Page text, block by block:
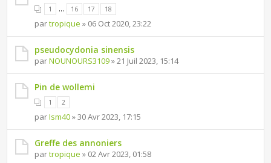
1 ... 16 17 18
partropique » 06 Oct 2020, 23:22
pseudocydonia sinensis
parNOUNOURS3109» 21 Juil 2023, 15:14
Pin de wollemi
1 2
parIsm40» 30 Avr 2023, 17:15
Greffe des annoniers
partropique » 02 Avr 2023, 01:58